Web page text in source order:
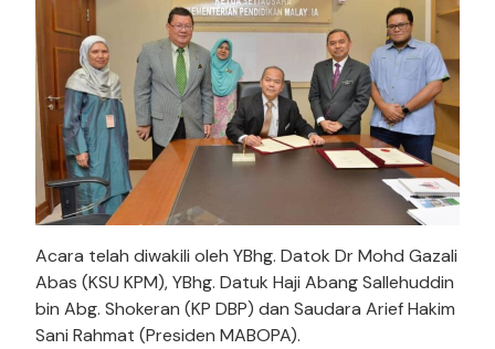
Acara telah diwakili oleh YBhg. Datok Dr Mohd Gazali
Abas (KSU KPM), YBhg. Datuk Haji Abang Sallehuddin
bin Abg. Shokeran (KP DBP) dan Saudara Arief Hakim
Sani Rahmat (Presiden MABOPA).